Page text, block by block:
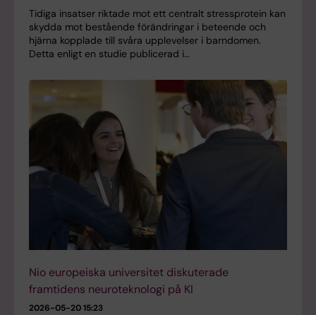
Tidiga insatser riktade mot ett centralt stressprotein kan
skydda mot bestående förändringar i beteende och
hjärna kopplade till svåra upplevelser i barndomen.
Detta enligt en studie publicerad i…
Nio europeiska universitet diskuterade
framtidens neuroteknologi på KI
2026-05-20 15:23